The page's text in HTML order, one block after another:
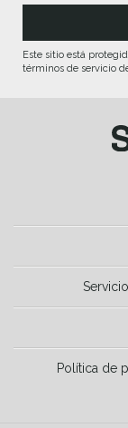
Política de
Este sitio está
términos de servicio